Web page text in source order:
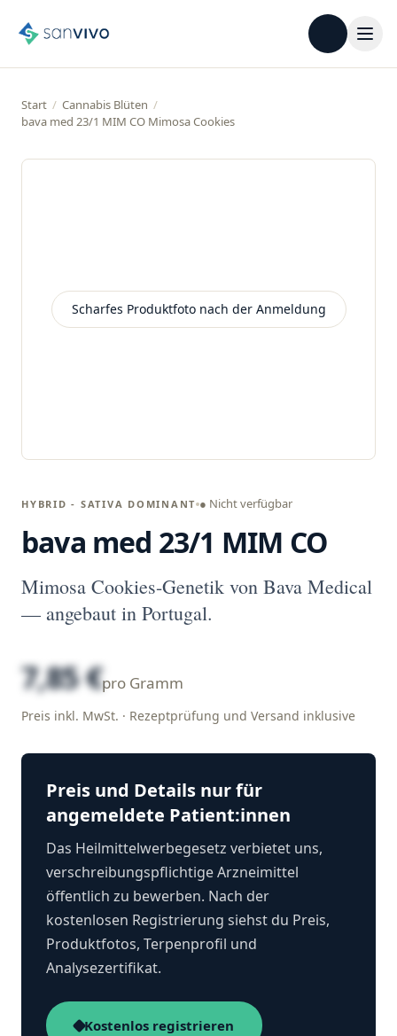
Start / Cannabis Blüten /
bava med 23/1 MIM CO Mimosa Cookies
Scharfes Produktfoto nach der Anmeldung
HYBRID - SATIVA DOMINANT ● Nicht verfügbar
bava med 23/1 MIM CO
Mimosa Cookies-Genetik von Bava Medical
— angebaut in Portugal.
7,85 €pro Gramm
Preis inkl. MwSt. · Rezeptprüfung und Versand inklusive
Preis und Details nur für
angemeldete Patient:innen
Das Heilmittelwerbegesetz verbietet uns,
verschreibungspflichtige Arzneimittel
öffentlich zu bewerben. Nach der
kostenlosen Registrierung siehst du Preis,
Produktfotos, Terpenprofil und
Analysezertifikat.
Kostenlos registrieren